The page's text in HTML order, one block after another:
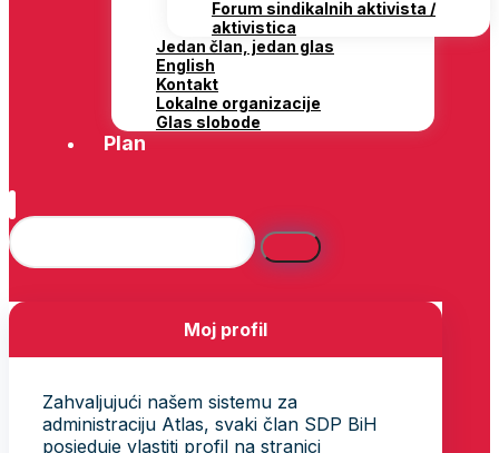
Forum sindikalnih aktivista /
aktivistica
Jedan član, jedan glas
English
Kontakt
Lokalne organizacije
Glas slobode
Plan
Moj profil
Zahvaljujući našem sistemu za
administraciju Atlas, svaki član SDP BiH
posjeduje vlastiti profil na stranici